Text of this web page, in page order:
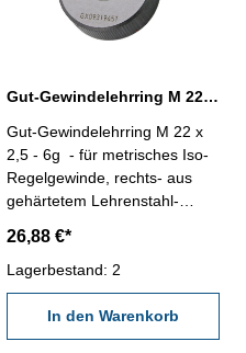
Gut-Gewindelehrring M 22 x 2,5 - 6g DIN 13
Gut-Gewindelehrring M 22 x
2,5 - 6g - für metrisches Iso-
Regelgewinde, rechts- aus
gehärtetem Lehrenstahl-
Nennmaß: M 22 x 2,5
26,88 €*
Lagerbestand: 2
In den Warenkorb